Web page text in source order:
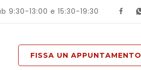
9:30-13:00 e 15:30-19:30
FISSA UN APPUNTAMENTO